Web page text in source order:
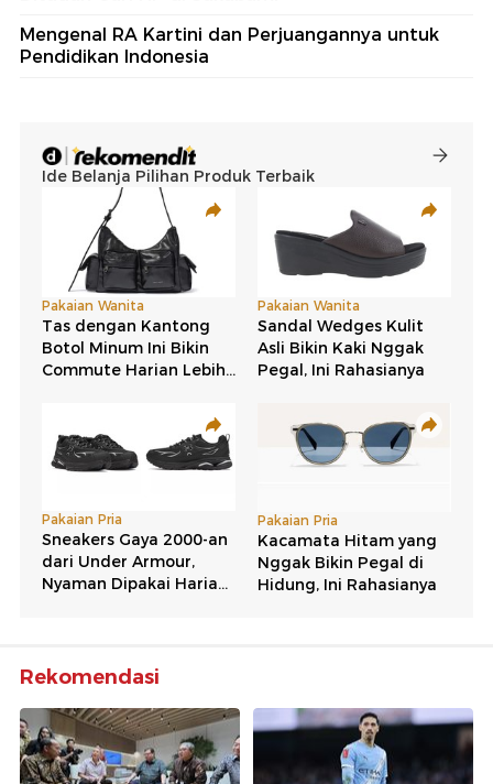
Mengenal RA Kartini dan Perjuangannya untuk
Pendidikan Indonesia
Rekomendasi